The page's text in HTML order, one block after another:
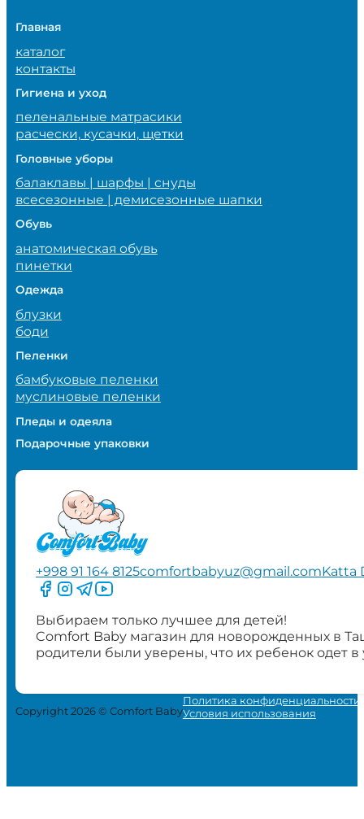
Главная
каталог
контакты
Гигиена и уход
пеленальные матрасики
расчески, кусачки, щетки
Головные уборы
балаклавы | шарфы | снуды
всесезонные | демисезонные шапки
Обувь
анатомическая обувь
пинетки
Одежда
блузки
боди
Пеленки
бамбуковые пеленки
муслиновые пеленки
Пледы и одеяла
Подарочные упаковки
+998 91 164 8125comfortbabyuz@gmail.comKatta
Следите за нами на Facebook
Следите за нами в Instagram
Следите за нами в Telegram
Следите за нами в YouTube
Выбираем только лучшее для детей!
Comfort Baby магазин для новорожденных в
родители были уверены, что их ребенок одет
Copyright 2026 © Comfort Baby
Политика конфиденциальности
Условия использования